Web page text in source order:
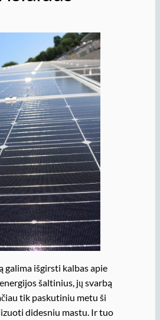
galima išgirsti kalbas apie
šaltinius, jų svarbą
tik paskutiniu metu ši
didesniu mastu. Ir tuo